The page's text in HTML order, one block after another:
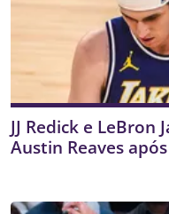
JJ Redick e LeBron
Austin Reaves